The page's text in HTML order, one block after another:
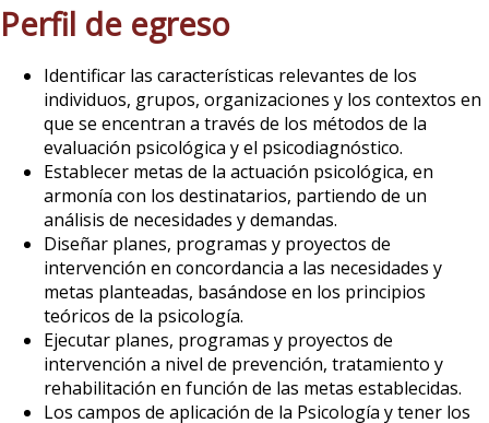
Perfil de egreso
Identificar las características relevantes de los
individuos, grupos, organizaciones y los contextos en
que se encentran a través de los métodos de la
evaluación psicológica y el psicodiagnóstico.
Establecer metas de la actuación psicológica, en
armonía con los destinatarios, partiendo de un
análisis de necesidades y demandas.
Diseñar planes, programas y proyectos de
intervención en concordancia a las necesidades y
metas planteadas, basándose en los principios
teóricos de la psicología.
Ejecutar planes, programas y proyectos de
intervención a nivel de prevención, tratamiento y
rehabilitación en función de las metas establecidas.
Los campos de aplicación de la Psicología y tener los